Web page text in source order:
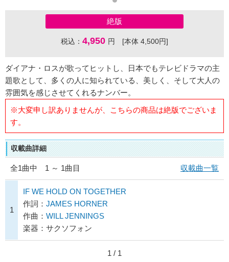
絶版
税込： 4,950 円 [本体 4,500円]
ダイアナ・ロスが歌ってヒットし、日本でもテレビドラマの主
題歌として、多くの人に知られている、美しく、そして大人の
雰囲気を感じさせてくれるナンバー。
※大変申し訳ありませんが、こちらの商品は絶版でございま
す。
収載曲詳細
全1曲中 1 ～ 1曲目 収載曲一覧
1
IF WE HOLD ON TOGETHER
作詞： JAMES HORNER
作曲： WILL JENNINGS
楽器：サクソフォン
1 / 1